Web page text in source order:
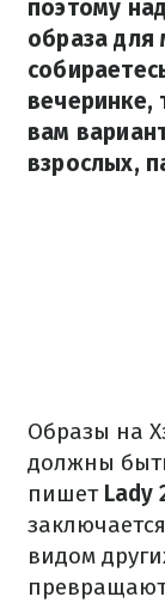
поэтому
образа для
вечеринке,
вам
взрослых,
Образы на
должны
пишет Lady
видом